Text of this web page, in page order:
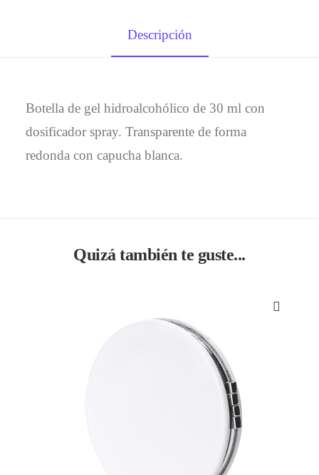
Descripción
Botella de gel hidroalcohólico de 30 ml con
dosificador spray. Transparente de forma
redonda con capucha blanca.
Quizá también te guste...